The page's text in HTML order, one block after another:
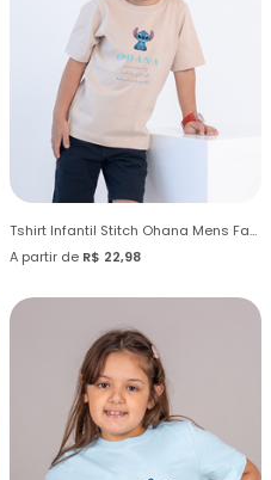
Tshirt Infantil Stitch Ohana Mens Family
A partir de R$ 22,98